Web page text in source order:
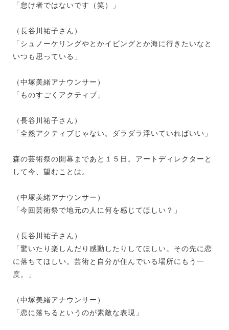
「怠け者ではないです（笑）」
（長谷川祐子さん）
「シュノーケリングやとかイビングとか海に行きたいなと
いつも思っている」
（中塚美緒アナウンサー）
「ものすごくアクティブ」
（長谷川祐子さん）
「全然アクティブじゃない。ダラダラ浮いていればいい」
森の芸術祭の開幕まであと１５日。アートディレクターと
して今、望むことは。
（中塚美緒アナウンサー）
「今回芸術祭で地元の人に何を感じてほしい？」
（長谷川祐子さん）
「驚いたり楽しんだり感動したりしてほしい。その先に恋
に落ちてほしい。芸術と自分が住んでいる場所にもう一
度。」
（中塚美緒アナウンサー）
「恋に落ちるというのが素敵な表現」